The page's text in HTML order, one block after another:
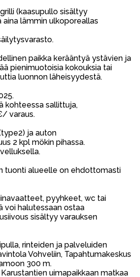
(kaasupullo sisältyy
aina lämmin ulkoporeallas
paikka kerääntyä ystävien ja
pienimuotoisia kokouksia tai
luonnon läheisyydestä.
kohteessa sallittuja,
varaus.
ja auton
2 kpl mökin pihassa.
tuonti alueelle on ehdottomasti
pyyhkeet, wc tai
voi halutessaan ostaa
sisältyy varauksen
rinteiden ja palveluiden
Vohveliin, Tapahtumakeskus
300 m.
uimapaikkaan matkaa